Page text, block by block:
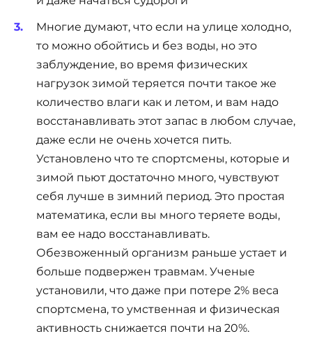
Многие думают, что если на улице холодно,
то можно обойтись и без воды, но это
заблуждение, во время физических
нагрузок зимой теряется почти такое же
количество влаги как и летом, и вам надо
восстанавливать этот запас в любом случае,
даже если не очень хочется пить.
Установлено что те спортсмены, которые и
зимой пьют достаточно много, чувствуют
себя лучше в зимний период. Это простая
математика, если вы много теряете воды,
вам ее надо восстанавливать.
Обезвоженный организм раньше устает и
больше подвержен травмам. Ученые
установили, что даже при потере 2% веса
спортсмена, то умственная и физическая
активность снижается почти на 20%.